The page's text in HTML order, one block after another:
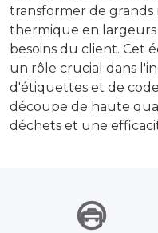
transformer de
thermique en largeurs
besoins du client. Cet
un rôle crucial dans
d'étiquettes et de
découpe de haute
déchets et une